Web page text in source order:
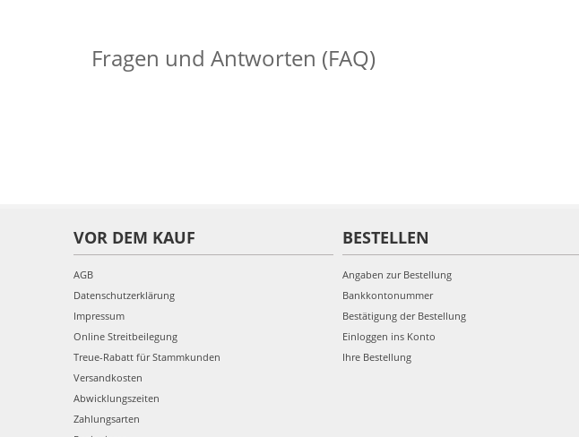
Fragen und Antworten (FAQ)
VOR DEM KAUF
AGB
Datenschutzerklärung
Impressum
Online Streitbeilegung
Treue-Rabatt für Stammkunden
Versandkosten
Abwicklungszeiten
Zahlungsarten
BESTELLEN
Angaben zur Bestellung
Bankkontonummer
Bestätigung der Bestellung
Einloggen ins Konto
Ihre Bestellung